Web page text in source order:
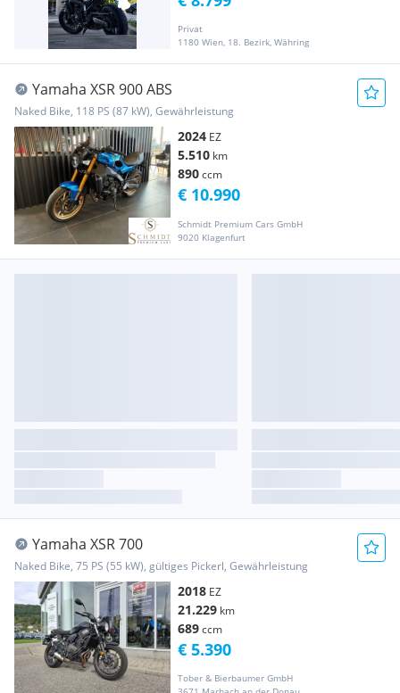
Privat
1180 Wien, 18. Bezirk, Währing
Yamaha XSR 900 ABS
Naked Bike, 118 PS (87 kW), Gewährleistung
2024 EZ
5.510 km
890ccm
Schmidt Premium Cars GmbH
9020 Klagenfurt
€ 10.990
Yamaha XSR 700
Naked Bike, 75 PS (55 kW), gültiges Pickerl, Gewährleistung
2018 EZ
21.229 km
689ccm
Tober & Bierbaumer GmbH
€ 5.390